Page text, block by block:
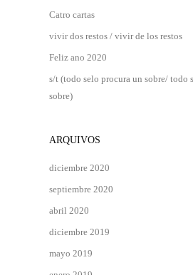
Catro cartas
vivir dos restos / vivir de los restos
Feliz ano 2020
s/t (todo selo procura un sobre/ todo
sobre)
ARQUIVOS
diciembre 2020
septiembre 2020
abril 2020
diciembre 2019
mayo 2019